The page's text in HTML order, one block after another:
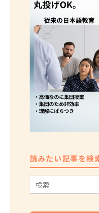
読みたい記事を検